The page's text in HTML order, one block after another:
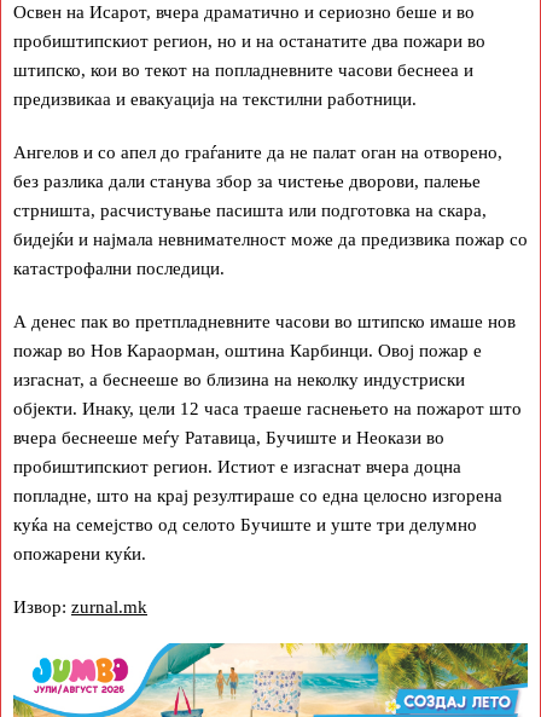
Освен на Исарот, вчера драматично и сериозно беше и во
пробиштипскиот регион, но и на останатите два пожари во
штипско, кои во текот на попладневните часови беснееа и
предизвикаа и евакуација на текстилни работници.
Ангелов и со апел до граѓаните да не палат оган на отворено,
без разлика дали станува збор за чистење дворови, палење
стрништа, расчистување пасишта или подготовка на скара,
бидејќи и најмала невнимателност може да предизвика пожар со
катастрофални последици.
А денес пак во претпладневните часови во штипско имаше нов
пожар во Нов Караорман, оштина Карбинци. Овој пожар е
изгаснат, а беснееше во близина на неколку индустриски
објекти. Инаку, цели 12 часа траеше гаснењето на пожарот што
вчера беснееше меѓу Ратавица, Бучиште и Неокази во
пробиштипскиот регион. Истиот е изгаснат вчера доцна
попладне, што на крај резултираше со една целосно изгорена
куќа на семејство од селото Бучиште и уште три делумно
опожарени куќи.
Извор: zurnal.mk